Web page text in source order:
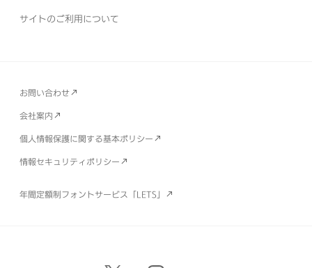
サイトのご利用について
お問い合わせ
会社案内
個人情報保護に関する基本ポリシー
情報セキュリティポリシー
年間定額制フォントサービス「LETS」